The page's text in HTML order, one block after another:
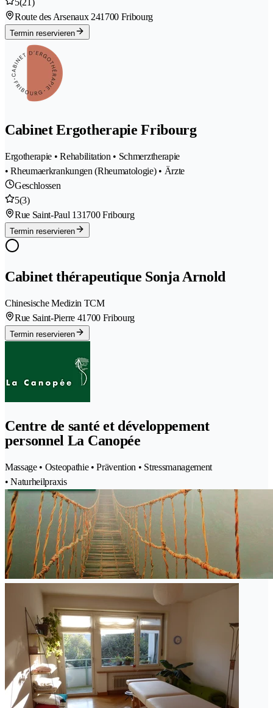
5(21)
Route des Arsenaux 241700 Fribourg
Termin reservieren
Cabinet Ergotherapie Fribourg
Ergotherapie • Rehabilitation • Schmerztherapie
• Rheumaerkrankungen (Rheumatologie) • Ärzte
Geschlossen
5(3)
Rue Saint-Paul 131700 Fribourg
Termin reservieren
Cabinet thérapeutique Sonja Arnold
Chinesische Medizin TCM
Rue Saint-Pierre 41700 Fribourg
Termin reservieren
Centre de santé et développement
personnel La Canopée
Massage • Osteopathie • Prävention • Stressmanagement
• Naturheilpraxis